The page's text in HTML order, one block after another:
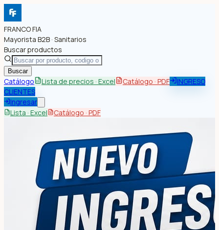
FRANCO FIA
Mayorista B2B · Sanitarios
Buscar productos
Buscar
Catálogo Lista de precios · Excel Catálogo · PDF
INGRESO
CLIENTES
Ingresar
Lista · Excel
Catálogo · PDF